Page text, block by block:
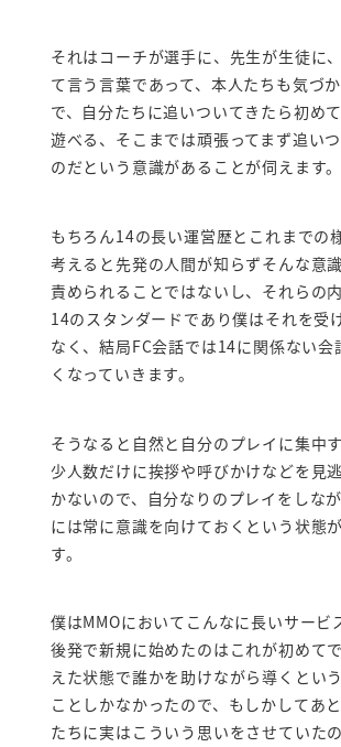
それはコーチが選手に、先生が生徒に
て言う言葉であって、本人たちも気づ
で、自分たちに追いついてきたら初め
遊べる、そこまでは頑張ってまず追い
のだという意識があることが伺えます。
もちろん14の長い運営歴とこれまでの
考えると先発の人間が知らずそんな意
責められることではないし、それらの
14のスタンダードであり僕はそれを受
なく、結局FC会話では14に関係ない会
くなっていきます。
そうなると自然と自分のプレイに集中
少人数だけに挨拶や呼びかけなどを見
かないので、自分なりのプレイをしな
には常に意識を向けておくという状態
す。
僕はMMOにおいてこんなに長いサービ
後発で新規に始めたのはこれが初めて
えた状態で誰かを助けながら導くとい
ことしかなかったので、もしかしてあ
たちに実はこういう思いをさせていた